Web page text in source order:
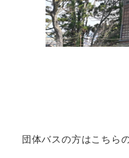
団体バスの方はこちら